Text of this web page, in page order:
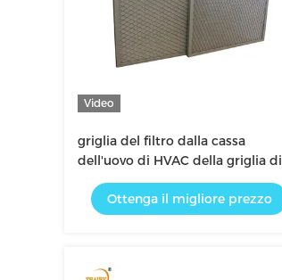
Video
griglia del filtro dalla cassa
dell'uovo di HVAC della griglia di
filtro dell'aria di ritorno 5um
Ottenga il migliore prezzo